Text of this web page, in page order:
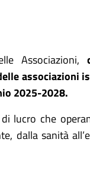
Associazioni,
associazioni
2025-2028.
lucro che
dalla sanità